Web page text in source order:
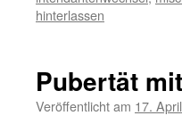
hinterlassen
Pubertät
Veröffentlicht am 17.